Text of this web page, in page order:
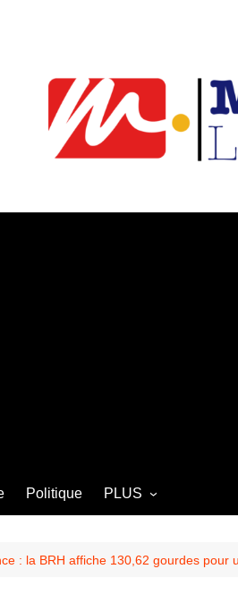
Politique PLUS
Culture
: la BRH affiche 130,62 gourdes pour